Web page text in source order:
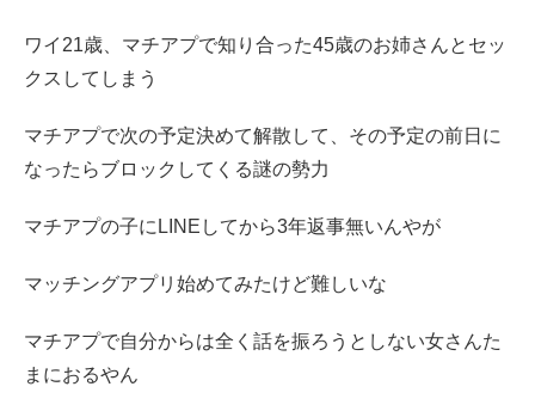
ワイ21歳、マチアプで知り合った45歳のお姉さんとセッ
クスしてしまう
マチアプで次の予定決めて解散して、その予定の前日に
なったらブロックしてくる謎の勢力
マチアプの子にLINEしてから3年返事無いんやが
マッチングアプリ始めてみたけど難しいな
マチアプで自分からは全く話を振ろうとしない女さんた
まにおるやん